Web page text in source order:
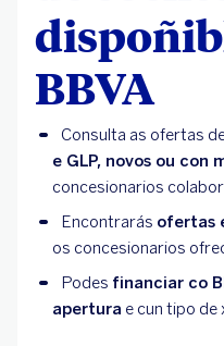
BBVA
Consulta as ofertas
e GLP, novos ou con
concesionarios
Encontrarás ofertas
os concesionarios
Podes financiar co
apertura e cun tipo